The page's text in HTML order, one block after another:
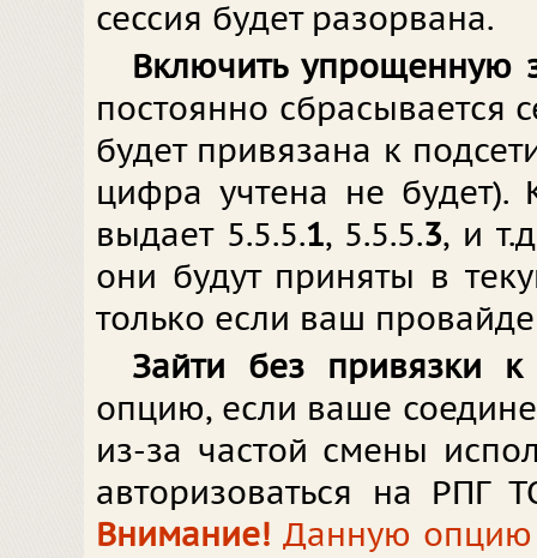
сессия будет разорвана.
Включить упрощенную
постоянно сбрасывается
будет привязана к
цифра учтена не
выдает 5.5.5.1, 5.5.5.3, и
они будут приняты в
только если ваш
Зайти без привязки
опцию, если ваше
из-за частой смены
авторизоваться на РПГ
Внимание! Данную опцию